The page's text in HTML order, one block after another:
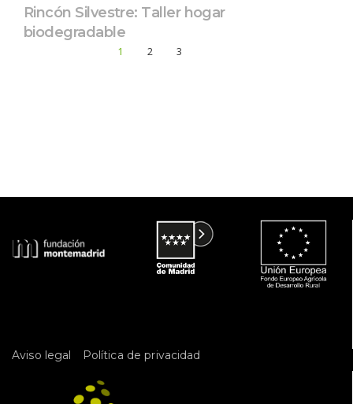
Rincón Silvestre: Taller hogar
biodegradable
1 2 3
Aviso legal Política de privacidad